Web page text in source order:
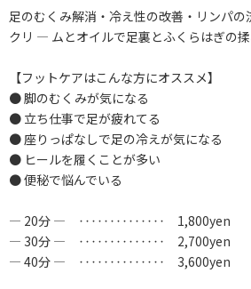
足のむくみ解消・冷え性の改善・リンパの
クリ ― ムとオイルで足裏とふくらはぎの
【フットケアはこんな方にオススメ】
● 脚のむくみが気になる
● 立ち仕事で足が疲れてる
● 座りっぱなしで足の冷えが気になる
● ヒールを履くことが多い
● 便秘で悩んでいる
― 20分 ― ‥‥‥‥‥‥‥ 1,800yen
― 30分 ― ‥‥‥‥‥‥‥ 2,700yen
― 40分 ― ‥‥‥‥‥‥‥ 3,600yen